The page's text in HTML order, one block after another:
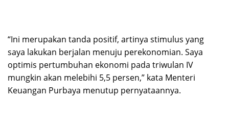
“Ini merupakan tanda positif, artinya stimulus yang
saya lakukan berjalan menuju perekonomian. Saya
optimis pertumbuhan ekonomi pada triwulan IV
mungkin akan melebihi 5,5 persen,” kata Menteri
Keuangan Purbaya menutup pernyataannya.